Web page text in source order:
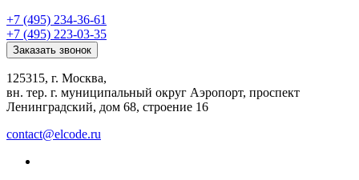
+7 (495) 234-36-61
+7 (495) 223-03-35
Заказать звонок
125315, г. Москва,
вн. тер. г. муниципальный округ Аэропорт, проспект
Ленинградский, дом 68, строение 16
contact@elcode.ru